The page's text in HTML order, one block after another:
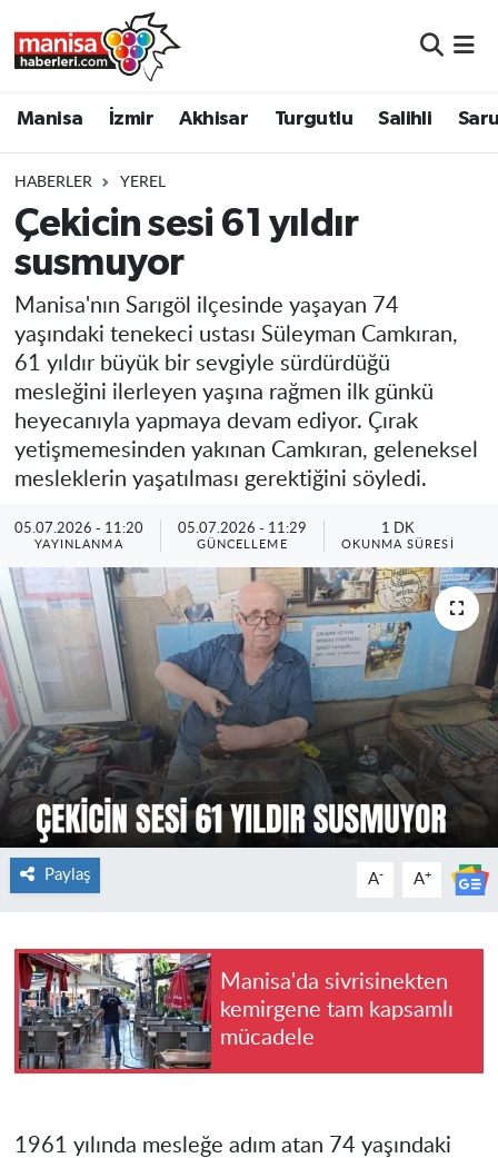
Manisa İzmir Akhisar Turgutlu Salihli
HABERLER YEREL
Çekicin sesi 61 yıldır
susmuyor
Manisa'nın Sarıgöl ilçesinde yaşayan 74
yaşındaki tenekeci ustası Süleyman Camkıran,
61 yıldır büyük bir sevgiyle sürdürdüğü
mesleğini ilerleyen yaşına rağmen ilk günkü
heyecanıyla yapmaya devam ediyor. Çırak
yetişmemesinden yakınan Camkıran, geleneksel
mesleklerin yaşatılması gerektiğini söyledi.
05.07.2026 - 11:20
YAYINLANMA
05.07.2026 - 11:29
GÜNCELLEME
1 DK
OKUNMA SÜRESI
Paylaş A- A+
Manisa'da sivrisinekten
kemirgene tam kapsamlı
mücadele
1961 yılında mesleğe adım atan 74 yaşındaki
Turgutlu
Salihli
Saruhanlı
Soma
Resmi İlanlar
Manisa Nöbetçi Eczaneler
Manisa Trafik Yoğunluk Haritası
Süper Lig Puan Durumu ve Fikstür
Tüm Manşetler
Son Dakika Haberleri
Haber Arşivi